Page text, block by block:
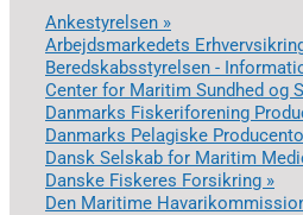
Ankestyrelsen »
Arbejdsmarkedets
Beredskabsstyrelsen -
Center for Maritim Sundhed og
Danmarks Fiskeriforening
Danmarks Pelagiske
Dansk Selskab for Maritim
Danske Fiskeres Forsikring »
Den Maritime